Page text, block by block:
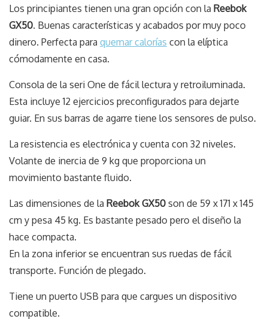
Los principiantes tienen una gran opción con la Reebok
GX50. Buenas características y acabados por muy poco
dinero. Perfecta para quemar calorías con la elíptica
cómodamente en casa.
Consola de la seri One de fácil lectura y retroiluminada.
Esta incluye 12 ejercicios preconfigurados para dejarte
guiar. En sus barras de agarre tiene los sensores de pulso.
La resistencia es electrónica y cuenta con 32 niveles.
Volante de inercia de 9 kg que proporciona un
movimiento bastante fluido.
Las dimensiones de la Reebok GX50 son de 59 x 171 x 145
cm y pesa 45 kg. Es bastante pesado pero el diseño la
hace compacta.
En la zona inferior se encuentran sus ruedas de fácil
transporte. Función de plegado.
Tiene un puerto USB para que cargues un dispositivo
compatible.